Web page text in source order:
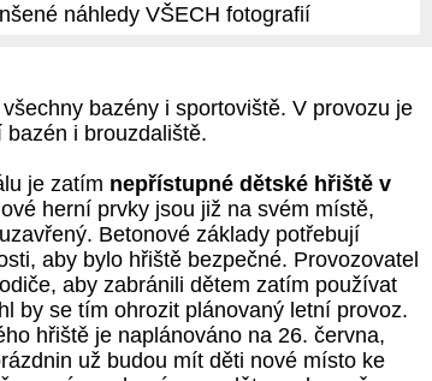
náhledy VŠECH fotografií
bazény i sportoviště. V provozu je
i brouzdaliště.
je zatím nepřístupné dětské hřiště v
herní prvky jsou již na svém místě,
Betonové základy potřebují
aby bylo hřiště bezpečné. Provozovatel
aby zabránili dětem zatím používat
by se tím ohrozit plánovaný letní provoz.
hřiště je naplánováno na 26. června,
už budou mít děti nové místo ke